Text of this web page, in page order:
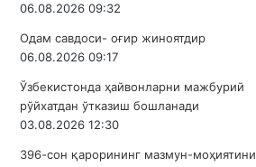
06.08.2026 09:32
Одам савдоси- оғир жиноятдир
06.08.2026 09:17
Ўзбекистонда ҳайвонларни мажбурий
рўйхатдан ўтказиш бошланади
03.08.2026 12:30
396-сон қарорининг мазмун-моҳиятини